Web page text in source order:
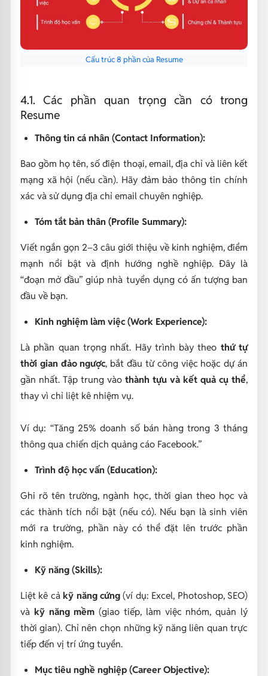
Cấu trúc 8 phần của Resume
4.1. Các phần quan trọng cần có trong
Resume
Thông tin cá nhân (Contact Information):
Bao gồm họ tên, số điện thoại, email, địa chỉ và liên kết
mạng xã hội (nếu cần). Hãy đảm bảo thông tin chính
xác và sử dụng địa chỉ email chuyên nghiệp.
Tóm tắt bản thân (Profile Summary):
Viết ngắn gọn 2–3 câu giới thiệu về kinh nghiệm, điểm
mạnh nổi bật và định hướng nghề nghiệp. Đây là
“đoạn mở đầu” giúp nhà tuyển dụng có ấn tượng ban
đầu về bạn.
Kinh nghiệm làm việc (Work Experience):
Là phần quan trọng nhất. Hãy trình bày theo thứ tự
thời gian đảo ngược, bắt đầu từ công việc hoặc dự án
gần nhất. Tập trung vào thành tựu và kết quả cụ thể,
thay vì chỉ liệt kê nhiệm vụ.
Ví dụ: “Tăng 25% doanh số bán hàng trong 3 tháng
thông qua chiến dịch quảng cáo Facebook.”
Trình độ học vấn (Education):
Ghi rõ tên trường, ngành học, thời gian theo học và
các thành tích nổi bật (nếu có). Nếu bạn là sinh viên
mới ra trường, phần này có thể đặt lên trước phần
kinh nghiệm.
Kỹ năng (Skills):
Liệt kê cảkỹ năng cứng (ví dụ: Excel, Photoshop, SEO)
và kỹ năng mềm (giao tiếp, làm việc nhóm, quản lý
thời gian). Chỉ nên chọn những kỹ năng liên quan trực
tiếp đến vị trí ứng tuyển.
Mục tiêu nghề nghiệp (Career Objective):